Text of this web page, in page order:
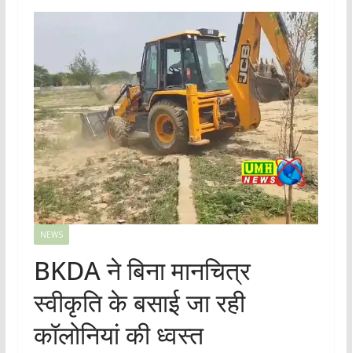
NEWS
BKDA ने बिना मानचित्र
स्वीकृति के बसाई जा रही
कॉलोनियां की ध्वस्त